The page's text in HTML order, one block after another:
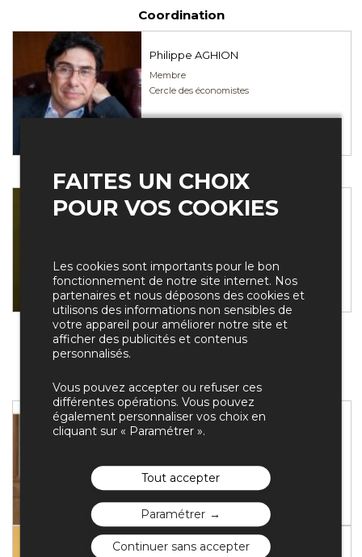
Coordination
Philippe AGHION
Membre
Cercle des économistes
Modérateur
Sylvie KAUFFMANN
BIOGRAPHIE
Intervenants
Florence AUBENAS
BIOGRAPHIE
Antonio MELOTO
FAITES UN CHOIX
POUR VOS COOKIES
Les cookies sont importants pour le bon
fonctionnement de notre site internet. Nos
partenaires et nous déposons des cookies et
utilisons des informations non sensibles de
votre appareil pour améliorer notre site et
afficher des publicités et contenus
personnalisés.
Vous pouvez accepter ou refuser ces
différentes opérations. Vous pouvez
également personnaliser vos choix en
cliquant sur « Paramétrer ».
Tout accepter
Paramétrer
Continuer sans accepter